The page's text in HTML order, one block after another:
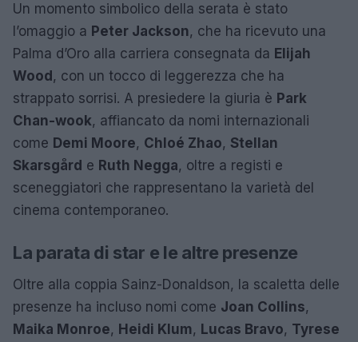
Un momento simbolico della serata è stato
l’omaggio a Peter Jackson, che ha ricevuto una
Palma d’Oro alla carriera consegnata da Elijah
Wood, con un tocco di leggerezza che ha
strappato sorrisi. A presiedere la giuria è Park
Chan-wook, affiancato da nomi internazionali
come Demi Moore, Chloé Zhao, Stellan
Skarsgård e Ruth Negga, oltre a registi e
sceneggiatori che rappresentano la varietà del
cinema contemporaneo.
La parata di star e le altre presenze
Oltre alla coppia Sainz-Donaldson, la scaletta delle
presenze ha incluso nomi come Joan Collins,
Maika Monroe, Heidi Klum, Lucas Bravo, Tyrese